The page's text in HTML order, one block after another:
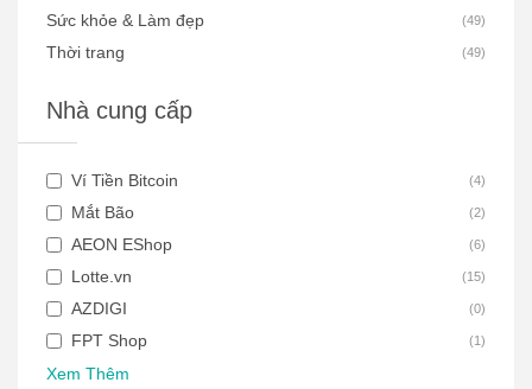
Sức khỏe & Làm đẹp (49)
Thời trang (49)
Nhà cung cấp
Ví Tiền Bitcoin (4)
Mắt Bão (2)
AEON EShop (6)
Lotte.vn (15)
AZDIGI (0)
FPT Shop (1 )
Xem Thêm